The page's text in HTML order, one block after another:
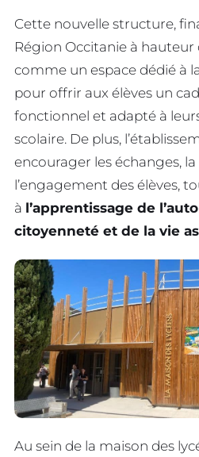
Cette nouvelle structure,
Région Occitanie à hauteur
comme un espace dédié à
pour offrir aux élèves un
fonctionnel et adapté à
scolaire. De plus,
encourager les échanges,
l’engagement des élèves,
à l’apprentissage de
citoyenneté et de la vie
Au sein de la maison des